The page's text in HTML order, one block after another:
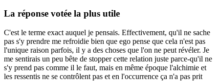
La réponse votée la plus utile
C'est le terme exact auquel je pensais. Effectivement, qu'il ne sache
pas s'y prendre me refroidie bien que ego pense que cela n'est pas
l'unique raison parfois, il y a des choses que l'on ne peut révéler. Je
me sentirais un peu bête de stopper cette relation juste parce-qu'il ne
s'y prend pas comme il le faut, mais en même époque l'alchimie et
les ressentis ne se contrôlent pas et en l'occurrence ça n'a pas prit